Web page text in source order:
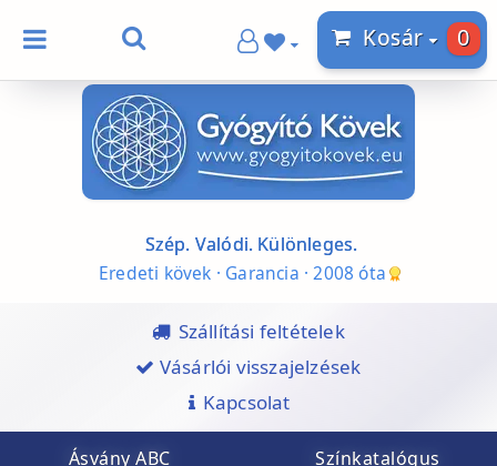
Kosár 0
Szép. Valódi. Különleges.
Eredeti kövek · Garancia · 2008 óta
Szállítási feltételek
Vásárlói visszajelzések
Kapcsolat
Ásvány ABC Színkatalógus